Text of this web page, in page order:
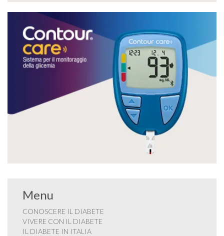
Menu
CONOSCERE IL DIABETE
VIVERE CON IL DIABETE
IL DIABETE IN ITALIA